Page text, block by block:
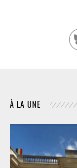
À LA UNE